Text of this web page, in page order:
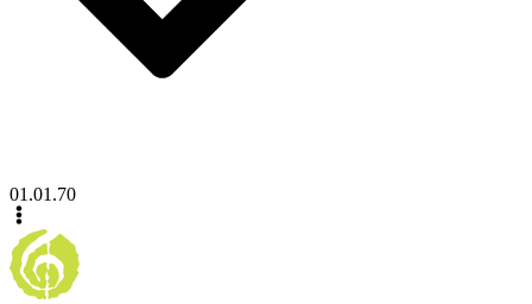
01.01.70